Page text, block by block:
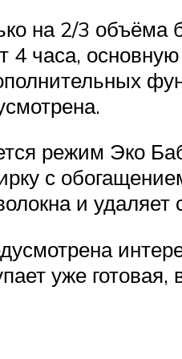
на 2/3 объёма
4 часа,
режим Эко
с
и удаляет
уже